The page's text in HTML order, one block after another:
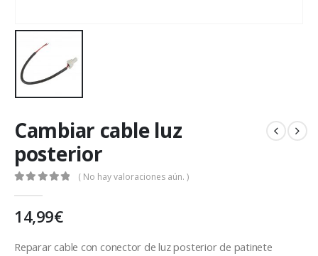
Cambiar cable luz
posterior
( No hay valoraciones aún. )
14,99€
Reparar cable con conector de luz posterior de patinete